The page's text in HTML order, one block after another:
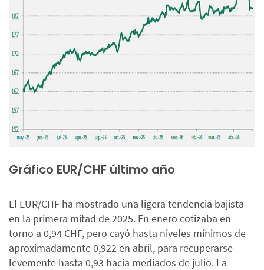
Gráfico EUR/CHF último año
El EUR/CHF ha mostrado una ligera tendencia bajista
en la primera mitad de 2025. En enero cotizaba en
torno a 0,94 CHF, pero cayó hasta niveles mínimos de
aproximadamente 0,922 en abril, para recuperarse
levemente hasta 0,93 hacia mediados de julio. La